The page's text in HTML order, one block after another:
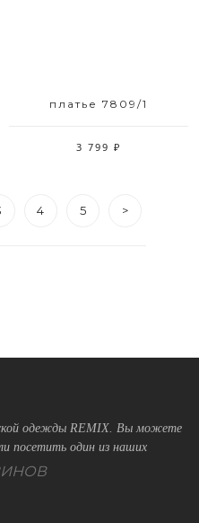
платье 7809/1
3 799 ₽
4 5 >
одежды REMIX. Вы можете
посетить один из наших